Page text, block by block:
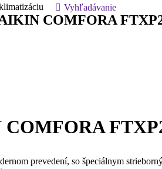
Hľadanie:
Vyhľadávanie
COMFORA
prevedení, so špeciálnym